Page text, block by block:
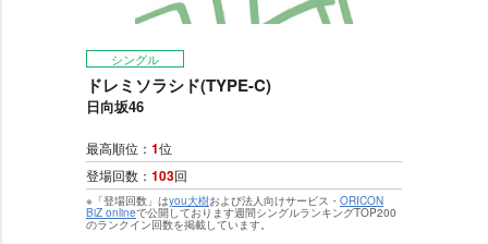
シングル
ドレミソラシド(TYPE-C)
日向坂46
最高順位： 1位
登場回数： 103回
※「登場回数」はyou大樹および法人向けサービス・ ORICON
BiZ onlineで公開しております週間シングルランキングTOP200
のランクイン回数を掲載しています。